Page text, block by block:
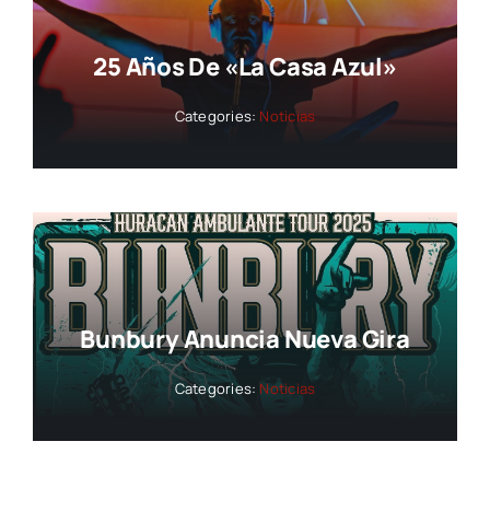
25 Años De «La Casa Azul»
Categories: Noticias
Bunbury Anuncia Nueva Gira
Categories: Noticias